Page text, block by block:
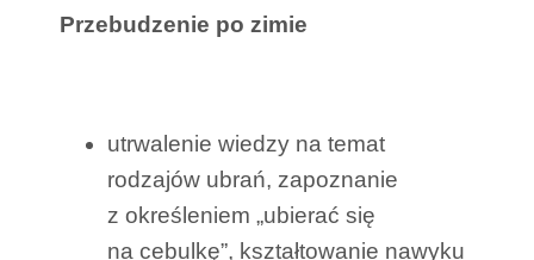
Przebudzenie po zimie
utrwalenie wiedzy na temat
rodzajów ubrań, zapoznanie
z określeniem „ubierać się
na cebulkę”, kształtowanie nawyku